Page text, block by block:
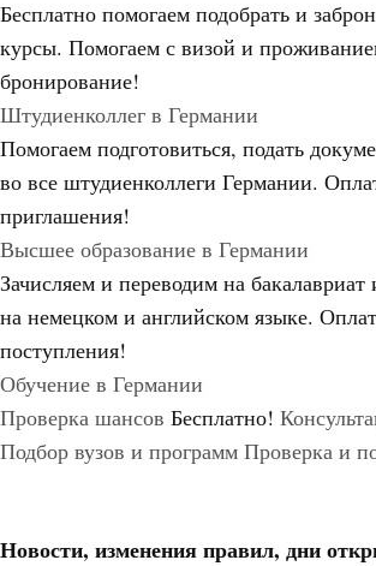
Бесплатно помогаем подобрать и
курсы. Помогаем с визой и
бронирование!
Штудиенколлег в Германии
Помогаем подготовиться, подать
во все штудиенколлеги Германии.
приглашения!
Высшее образование в Германии
Зачисляем и переводим на бакалавриат
на немецком и английском языке.
поступления!
Обучение в Германии
Проверка шансов Бесплатно!
Подбор вузов и программ Проверка и
Новости, изменения правил, дни